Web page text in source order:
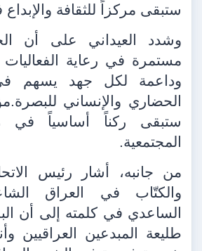
ستبقى مركزاً للثقافة
وشدد العيداني على أن
مستمرة في رعاية الفعاليات
وداعمة لكل جهد يسهم في
الحضاري والإنساني
ستبقى ركناً أساسياً في
المجتمعية.
من جانبه، أشار رئيس
والكتّاب في العراق
الساعدي في كلمته إلى أن
طليعة المبدعين العراقيين